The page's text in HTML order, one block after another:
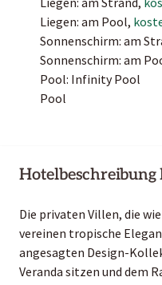
Liegen: am Pool,
Sonnenschirm: am
Sonnenschirm: am
Pool: Infinity Pool
Pool
Hotelbeschreibung
Die privaten Villen, die
vereinen tropische
angesagten Design-
Veranda sitzen und dem